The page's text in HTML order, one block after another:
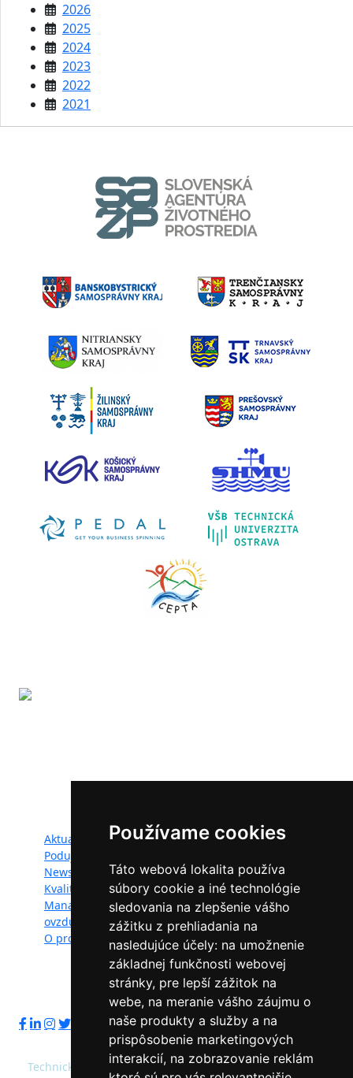
Používame cookies
Táto webová lokalita používa
súbory cookie a iné technológie
sledovania na zlepšenie vášho
zážitku z prehliadania na
nasledujúce účely: na umožnenie
základnej funkčnosti webovej
stránky, pre lepší zážitok na
webe, na meranie vášho záujmu o
naše produkty a služby a na
prispôsobenie marketingových
interakcií, na zobrazovanie reklám
2026
2025
2024
2023
2022
2021
Aktuality
Podujatia
Newsletter
Kvalita ovzdušia
Manažéri kvality
ovzdušia
O projekte
Dokumenty
Videogaléria
Kontakt
Ochrana osobných
údajov
Sledujte nás:
Technický prevádzkovateľ: Slovenská agentúra životného